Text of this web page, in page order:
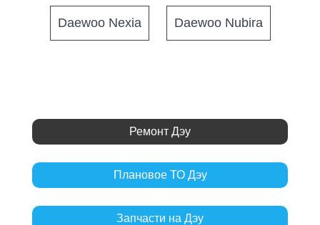
Daewoo Nexia Daewoo Nubira
Ремонт Дэу
Плановое ТО Дэу
Запчасти на Дэу